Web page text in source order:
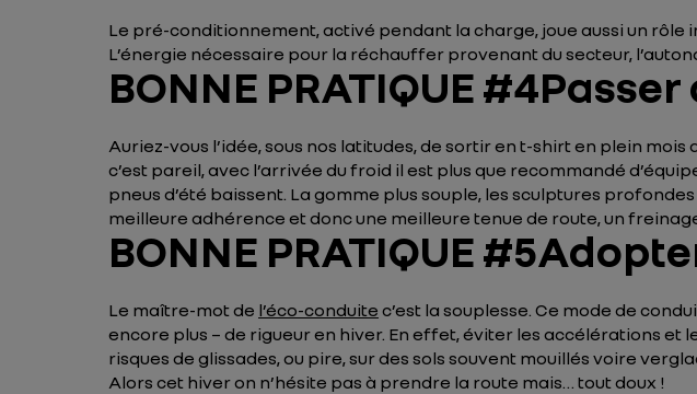
Le pré-conditionnement, activé pendant la charge, joue aussi un
L’énergie nécessaire pour la réchauffer provenant du secteur,
BONNE PRATIQUE
Auriez-vous l’idée, sous nos latitudes, de sortir en t-shirt en plein
c’est pareil, avec l’arrivée du froid il est plus que recommandé
pneus d’été baissent. La gomme plus souple, les sculptures
meilleure adhérence et donc une meilleure tenue de route, un
BONNE PRATIQUE
Le maître-mot de l’éco-conduite c’est la souplesse. Ce mode de
encore plus – de rigueur en hiver. En effet, éviter les accélérations
risques de glissades, ou pire, sur des sols souvent mouillés voire
Alors cet hiver on n’hésite pas à prendre la route mais… tout doux !